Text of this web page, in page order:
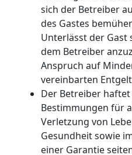
sich der Betreiber
des Gastes
Unterlässt der Gast
dem Betreiber
Anspruch auf
vereinbarten
Der Betreiber
Bestimmungen für
Verletzung von
Gesundheit sowie
einer Garantie